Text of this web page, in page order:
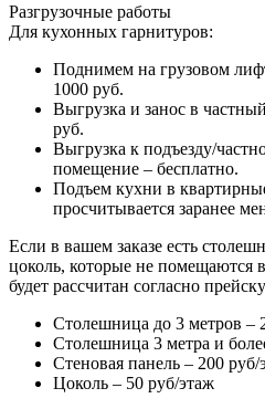
Разгрузочные работы
Для кухонных гарнитуров:
Поднимем на грузовом
1000 руб.
Выгрузка и занос в
руб.
Выгрузка к подъезду/
помещение – бесплатно.
Подъем кухни в
просчитывается заранее
Если в вашем заказе есть
цоколь, которые не помещаются
будет рассчитан согласно
Столешница до 3 метров –
Столешница 3 метра и
Стеновая панель – 200 руб/
Цоколь – 50 руб/этаж